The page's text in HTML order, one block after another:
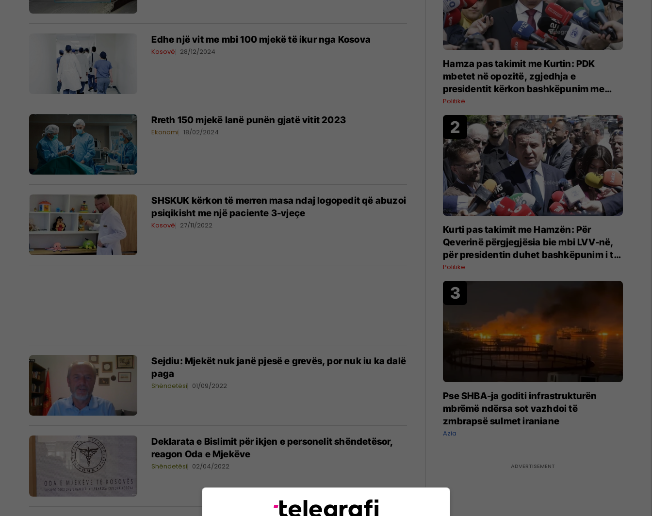
Edhe një vit me mbi 100 mjekë të ikur nga Kosova
Kosovë 28/12/2024
Rreth 150 mjekë lanë punën gjatë vitit 2023
Ekonomi 18/02/2024
SHSKUK kërkon të merren masa ndaj logopedit që abuzoi
psiqikisht me një paciente 3-vjeçe
Kosovë 27/11/2022
Sejdiu: Mjekët nuk janë pjesë e grevës, por nuk iu ka dalë
paga
Shëndetësi 01/09/2022
Deklarata e Bislimit për ikjen e personelit shëndetësor,
reagon Oda e Mjekëve
Shëndetësi 02/04/2022
Hamza pas takimit me Kurtin: PDK
mbetet në opozitë, zgjedhja e
presidentit kërkon bashkëpunim me
LVV-në
Politikë
Kurti pas takimit me Hamzën: Për
Qeverinë përgjegjësia bie mbi LVV-në,
për presidentin duhet bashkëpunim i të
gjitha partive
Politikë
Pse SHBA-ja goditi infrastrukturën
mbrëmë ndërsa sot vazhdoi të
zmbrapsë sulmet iraniane
Azia